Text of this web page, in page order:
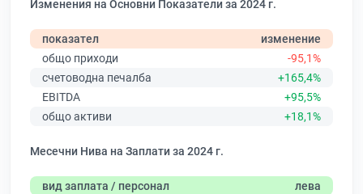
Изменения на Основни Показатели за 2024 г.
показател
изменение
общо приходи
-95,1%
счетоводна печалба
+165,4%
EBITDA
+95,5%
общо активи
+18,1%
Месечни Нива на Заплати за 2024 г.
вид заплата / персонал
лева